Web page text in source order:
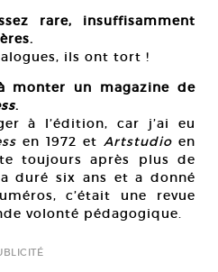
rare, insuffisamment
ils ont tort !
monter un magazine de
.
à l’édition, car j’ai eu
en 1972 et Artstudio en
toujours après plus de
duré six ans et a donné
c’était une revue
volonté pédagogique.